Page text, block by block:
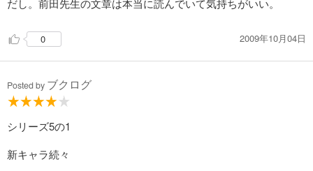
破妖の剣６ 鬱金の暁闇７
550円 (税込)
だし。前田先生の文章は本当に読んでいて気持ちがいい。
0 2009年10月04日
Posted by ブクログ
シリーズ5の1
新キャラ続々